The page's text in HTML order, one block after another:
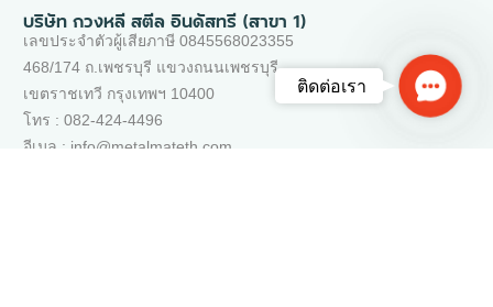
บริษัท กวงหลี สตีล อินดัสทรี (สาขา 1)
เลขประจำตัวผู้เสียภาษี 0845568023355
468/174 ถ.เพชรบุรี แขวงถนนเพชรบุรี
เขตราชเทวี กรุงเทพฯ 10400
โทร : 082-424-4496
อีเมล : info@metalmateth.com
Us
ติดต่อเรา